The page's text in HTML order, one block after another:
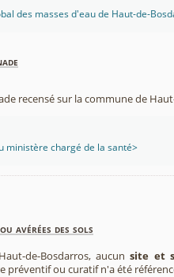
des masses d'eau de Haut-de-
recensé sur la commune de
ministère chargé de la santé>
avérées des sols
de-Bosdarros, aucunsite et
préventif ou curatif n'a été